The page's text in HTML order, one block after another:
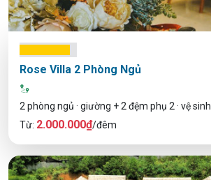
Rose Villa 2 Phòng Ngủ
2 phòng ngủ · giường + 2 đệm phụ 2 · vệ sinh
Từ: 2.000.000₫/đêm